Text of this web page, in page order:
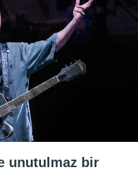
unutulmaz bir